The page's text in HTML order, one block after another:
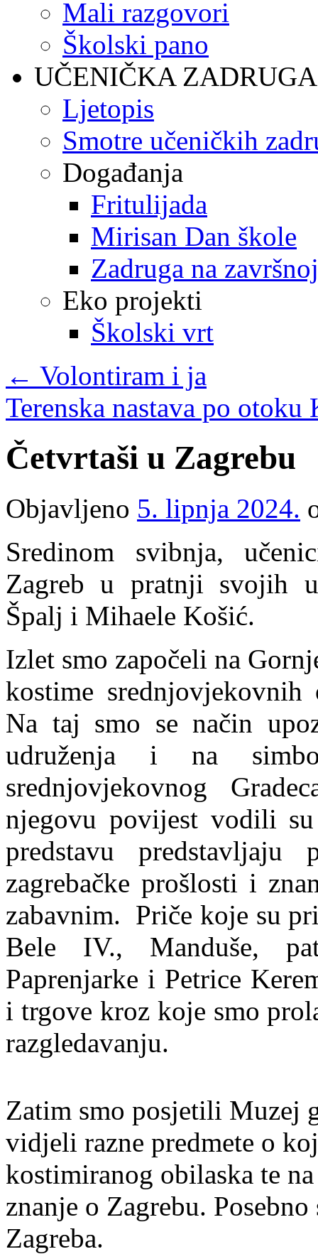
Mali razgovori
Školski pano
UČENIČKA ZADRUGA
Ljetopis
Smotre učeničkih
Događanja
Fritulijada
Mirisan Dan škole
Zadruga na
Eko projekti
Školski vrt
← Volontiram i ja
Terenska nastava po
Četvrtaši u Zagrebu
Objavljeno 5. lipnja 2024.
Sredinom svibnja,
Zagreb u pratnji svojih
Špalj i Mihaele Košić.
Izlet smo započeli na
kostime
Na taj smo se način
udruženja i na
srednjovjekovnog
njegovu povijest vodili
predstavu
zagrebačke prošlosti i
zabavnim. Priče koje su
Bele IV., Manduše,
Paprenjarke i Petrice
i trgove kroz koje smo
razgledavanju.
Zatim smo posjetili Muzej
vidjeli razne predmete o
kostimiranog obilaska te
znanje o Zagrebu.
Zagreba.